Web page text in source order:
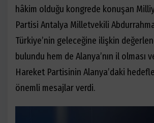
hâkim olduğu kongrede konuşan
Partisi Antalya Milletvekili
Türkiye’nin geleceğine ilişkin
bulundu hem de Alanya’nın il olması
Hareket Partisinin Alanya’daki
önemli mesajlar verdi.